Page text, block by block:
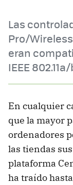
Las
Pro/
eran
IEEE
En cualquier
que la mayor
ordenadores
las tiendas
plataforma
ha traído